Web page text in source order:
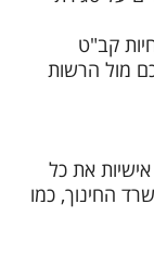
קב"ט
מול הרשות
את כל
החינוך, כמו